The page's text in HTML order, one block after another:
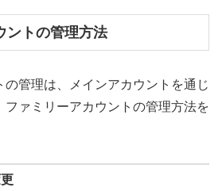
ントの管理方法
の管理は、メインアカウントを通じ
ファミリーアカウントの管理方法を